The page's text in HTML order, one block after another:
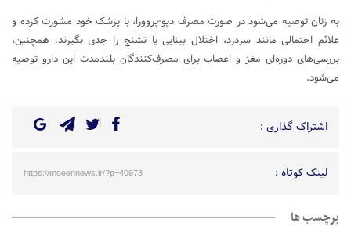
به زنان توصیه می‌شود در صورت مصرف دپو-پروورا، با پزشک خود مشورت کرده و
علائم احتمالی مانند سردرد، اختلال بینایی یا تشنج را جدی بگیرند. همچنین،
بررسی‌های دوره‌ای مغز و اعصاب برای مصرف‌کنندگان بلندمدت این دارو توصیه
می‌شود.
اشتراک گذاری :
لینک کوتاه : https://moeennews.ir/?p=40973
برچسب ها